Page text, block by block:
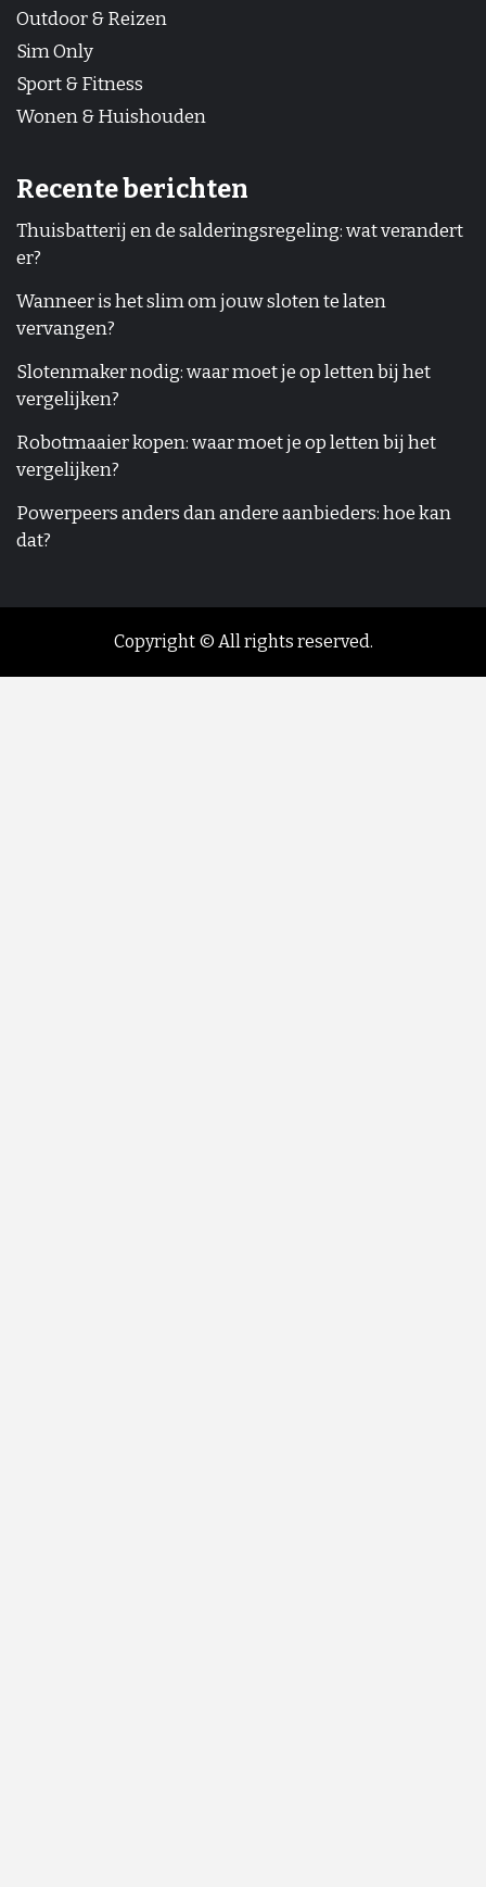
Outdoor & Reizen
Sim Only
Sport & Fitness
Wonen & Huishouden
Recente berichten
Thuisbatterij en de salderingsregeling: wat verandert
er?
Wanneer is het slim om jouw sloten te laten
vervangen?
Slotenmaker nodig: waar moet je op letten bij het
vergelijken?
Robotmaaier kopen: waar moet je op letten bij het
vergelijken?
Powerpeers anders dan andere aanbieders: hoe kan
dat?
Copyright © All rights reserved.